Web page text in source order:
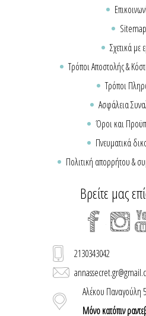
Sitemap
Σχετικά με
Τρόποι Αποστολής &
Τρόποι
Ασφάλεια
Όροι και
Πνευματικά
Πολιτική απορρήτου &
Βρείτε μας
2130343042
Αλέκου Παναγούλη
Μόνο κατόπιν